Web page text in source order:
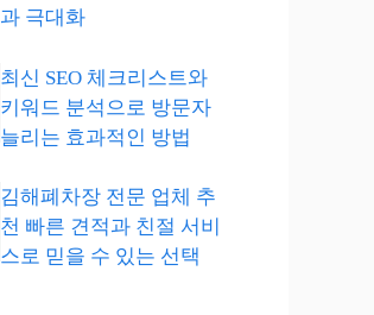
과 극대화
최신 SEO 체크리스트와
키워드 분석으로 방문자
늘리는 효과적인 방법
김해폐차장 전문 업체 추
천 빠른 견적과 친절 서비
스로 믿을 수 있는 선택